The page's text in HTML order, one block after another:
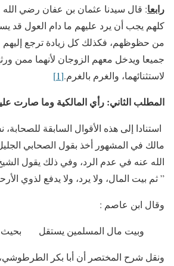
رابعا: قال سيدنا عثمان بن عفان رضي
كلهم يجب أن يرد عليهم ما دام العول قد
من حظوظهم، فكذلك كل زيادة ترجع إليهم
جميعا ويدخل معهم الزوجان لأنهما ممن
لاستثنائهما، والغرم بالغرم.[1]
المطلب الثاني: رأي المالكية وما صارت
استنادا إلى هذه الأقوال السابقة
مالك في المشهور أخذ بقول الصحابي
الله عنه في عدم الرد، وفي ذلك يقول
” ثم بيت المال، ولا يرد، ولا يدفع لذوي
وقال ابن عاصم :
وبيت مال المسلمين يستقل بحيث
ونقل شرح المختصر أن أبا بكر الطرطوشي،